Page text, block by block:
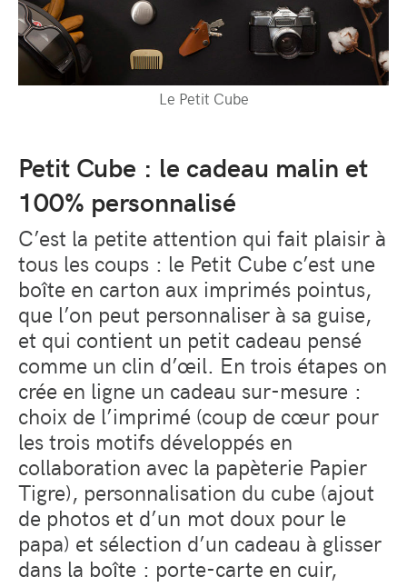
Le Petit Cube
Petit Cube : le cadeau malin et
100% personnalisé
C’est la petite attention qui fait plaisir à
tous les coups : le Petit Cube c’est une
boîte en carton aux imprimés pointus,
que l’on peut personnaliser à sa guise,
et qui contient un petit cadeau pensé
comme un clin d’œil. En trois étapes on
crée en ligne un cadeau sur-mesure :
choix de l’imprimé (coup de cœur pour
les trois motifs développés en
collaboration avec la papèterie Papier
Tigre), personnalisation du cube (ajout
de photos et d’un mot doux pour le
papa) et sélection d’un cadeau à glisser
dans la boîte : porte-carte en cuir,